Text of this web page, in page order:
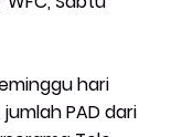
hari
PAD dari